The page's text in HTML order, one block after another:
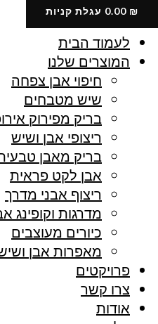
דילוג
לתוכן
0.00 ₪ עגלת קניות
לעמוד הבית
המוצרים שלנו
חיפוי אבן צפחה
שיש מטבחים
בריק מפירוק
ריצופי אבן ושיש
בריק מאבן
אבן לקט פראית
ריצוף אבני מדרך
מדרגות וקופינג
כיורים מעוצבים
מאפרות אבן
פרויקטים
צרו קשר
אודות